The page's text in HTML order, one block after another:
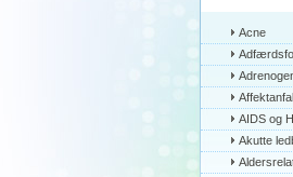
Acne
AIDS og
Akutte